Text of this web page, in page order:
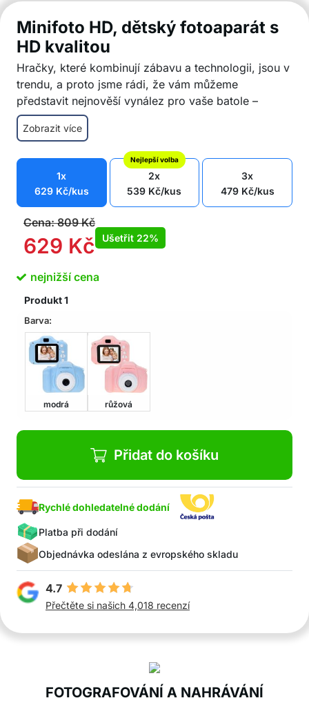
Minifoto HD, dětský fotoaparát s
HD kvalitou
Hračky, které kombinují zábavu a technologii, jsou v
trendu, a proto jsme rádi, že vám můžeme
představit nejnověší vynález pro vaše batole –
Minifoto HD, dětský fotoaparát pro děti na
fotografování anebo natáčení. Ideální na zkrácení
času malých účastníků dobrodružstev a rozvoj jejich
uměleckého talentu.
Kvalitní obrázky (1280×720 px)
Dobrá videa ve vysokém rozlišení
Nevyžaduje se žádná baterie – nabíjení s
pomocí USB
Filtry a nálepky na další vylepšení obrazu
Jednoduché přenášení a používání
Zahrnutý řemínek na krk
V balení: 1 x dětský fotoaparát Minifoto HD, 1 x
nabíjecí kábel USB, 1x šňůrka na zavěšení, 1 x
úložní krabice
Zobrazit více
1x
629 Kč/kus
Nejlepší volba
2x
539 Kč/kus
3x
479 Kč/kus
Cena:809Kč
629 Kč Ušetřit 22%
nejnižší cena
Produkt1
Barva:
modrá růžová
Přidat do košíku
Rychlé dohledatelné dodání
Platba při dodání
Objednávka odeslána z evropského skladu
4.7
Přečtěte si našich 4,018 recenzí
FOTOGRAFOVÁNÍ A NAHRÁVÁNÍ